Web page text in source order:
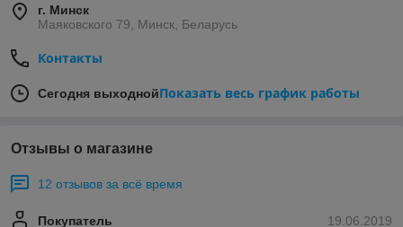
г. Минск
Маяковского 79, Минск, Беларусь
Контакты
Сегодня выходнойПоказать весь график работы
Отзывы о магазине
12 отзывов за всё время
19.06.2019
Покупатель